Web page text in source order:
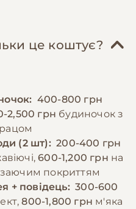
кожні 2-3
їх від
оскільки вони
і до спеки.
підтримки
Слід уникати
- 3-4 рази на день.
до свіжої води.
зі столу та
шкідливими для
виноград, цибуля
це коштує?
400-800 грн
2,500 грн будиночок з
(2 шт): 200-400 грн
600-1,200 грн на
покриттям
+ повідець: 300-600
800-1,800 грн м'яка